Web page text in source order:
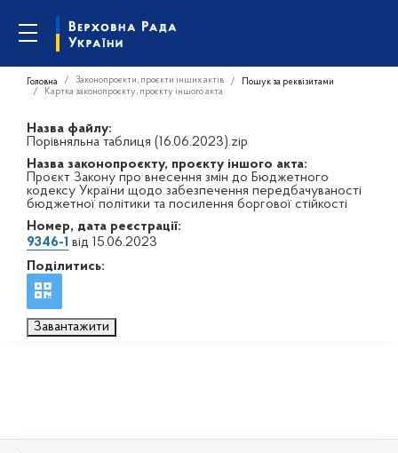
Головна Законопроєкти, проєкти інших актів
Пошук за реквізитами
Картка законопроєкту, проєкту іншого акта
Назва файлу:
Порівняльна таблиця (16.06.2023).zip
Назва законопроєкту, проєкту іншого акта:
Проєкт Закону про внесення змін до Бюджетного
кодексу України щодо забезпечення передбачуваності
бюджетної політики та посилення боргової стійкості
Номер, дата реєстрації:
9346-1 від 15.06.2023
Поділитись:
Завантажити